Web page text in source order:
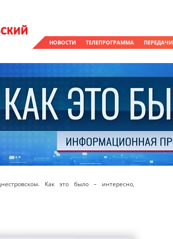
НОВОСТИ ТЕЛЕПРОГРАММА ПЕРЕДАЧИ
Как это было – интересно,